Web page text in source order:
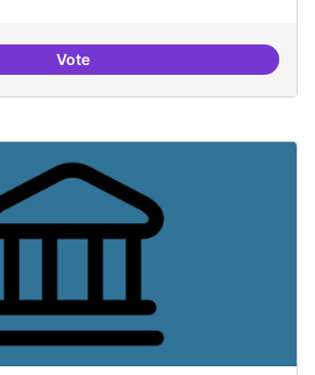
VoteUn espai d'utopies